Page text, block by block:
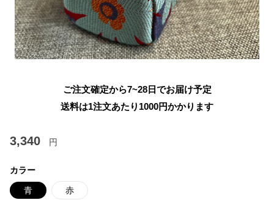
ご注文確定から7~28日でお届け予定
送料は1注文あたり 1000円かかります
3,340 円
カラー
青 赤